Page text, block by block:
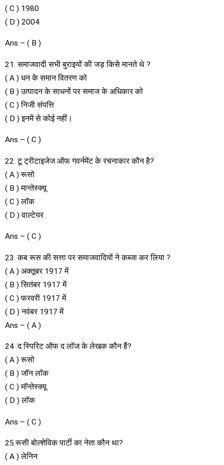
( C ) 1980
( D ) 2004
Ans – ( B )
21. समाजवादी सभी बुराइयों की जड़ किसे मानते थे ?
( A ) धन के समान वितरण को
( B ) उत्पादन के साधनों पर समाज के अधिकार को
( C ) निजी संपत्ति
( D ) इनमें से कोई नहीं।
Ans – ( C )
22. टू ट्रीटाइजेज ऑफ गवर्नमेंट के रचनाकार कौन है?
( A ) रूसो
( B ) मान्तेस्क्यू
( C ) लॉक
( D ) वाल्टेयर
Ans – ( C )
23. कब रूस की सत्ता पर समाजवादियों ने कब्जा कर लिया ?
( A ) अक्तूबर 1917 में
( B ) सितंबर 1917 में
( C ) फरवरी 1917 में
( D ) नवंबर 1917 में
Ans – ( A )
24 .द स्पिरिट ऑफ द लॉज के लेखक कौन हैं?
( A ) रूसो
( B ) जॉन लॉक
( C ) माॅन्तेस्क्यू
( D ) लॉक
Ans – ( C )
25.रूसी बोल्शेविक पार्टी का नेता कौन था?
( A ) लेनिन